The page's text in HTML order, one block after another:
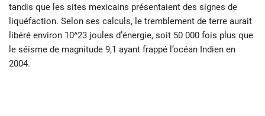
tandis que les sites mexicains présentaient des signes de
liquéfaction. Selon ses calculs, le tremblement de terre aurait
libéré environ 10^23 joules d’énergie, soit 50 000 fois plus que
le séisme de magnitude 9,1 ayant frappé l’océan Indien en
2004.